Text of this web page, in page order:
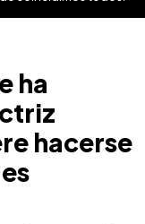
ha
hacerse